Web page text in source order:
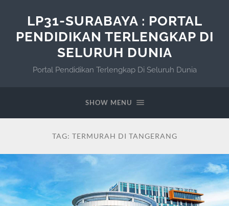
LP31-SURABAYA : PORTAL
PENDIDIKAN TERLENGKAP DI
SELURUH DUNIA
Portal Pendidikan Terlengkap Di Seluruh Dunia
SHOW MENU
TAG: TERMURAH DI TANGERANG